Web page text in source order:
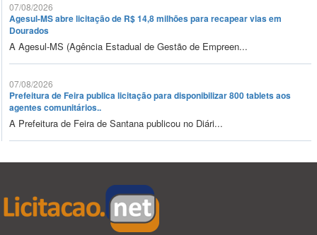
07/08/2026
Agesul-MS abre licitação de R$ 14,8 milhões para recapear vias em
Dourados
A Agesul-MS (Agência Estadual de Gestão de Empreen...
07/08/2026
Prefeitura de Feira publica licitação para disponibilizar 800 tablets aos
agentes comunitários..
A Prefeitura de Feira de Santana publicou no Diári...